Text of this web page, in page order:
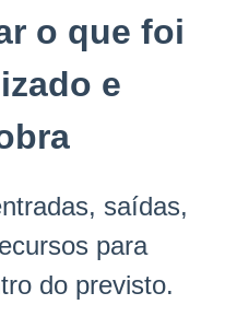
o que foi
e
saídas,
para
do previsto.